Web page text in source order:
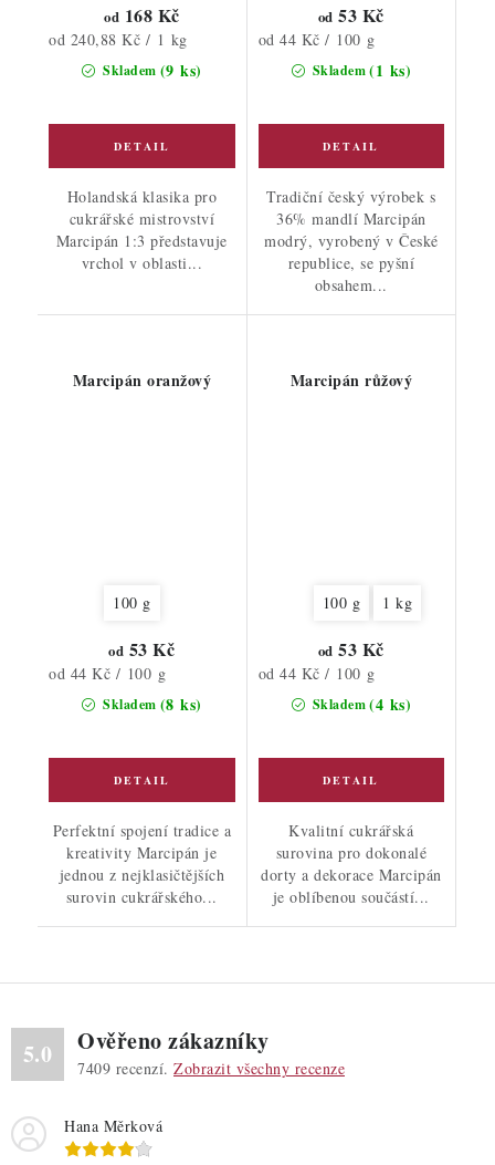
Skladem (9 ks)
od 168 Kč
Měrná
od 240,88 Kč / 1 kg
Holandská klasika pro
cukrářské mistrovství
Marcipán 1:3 představuje
vrchol v oblasti...
Skladem(1 ks)
od 53 Kč
Měrná
od 44 Kč / 100 g
Tradiční český výrobek s
36% mandlí Marcipán
modrý, vyrobený v České
republice, se pyšní
obsahem...
Marcipán oranžový
100 g
Skladem (8 ks)
od 53 Kč
Měrná
od 44 Kč / 100 g
Perfektní spojení tradice a
kreativity Marcipán je
jednou z nejklasičtějších
surovin cukrářského...
Marcipán růžový
100 g 1 kg
Skladem(4 ks)
od 53 Kč
Měrná
od 44 Kč / 100 g
Kvalitní cukrářská
surovina pro dokonalé
dorty a dekorace Marcipán
je oblíbenou součástí...
5.0 Ověřeno zákazníky
7409 recenzí. Zobrazit všechny recenze
Hana Měrková